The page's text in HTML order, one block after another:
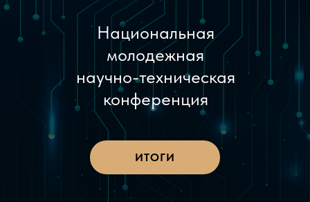
Национальная
молодежная
научно-техническая
конференция
ИТОГИ